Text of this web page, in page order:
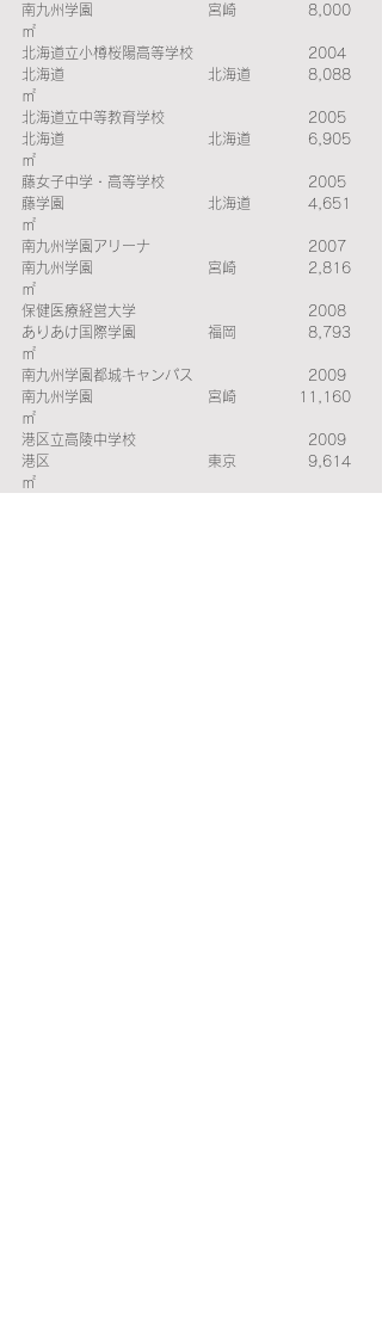
南九州学園　　　　　　　　宮崎　　　　　8,000
㎡
北海道立小樽桜陽高等学校　　　　　　　　2004
北海道　　　　　　　　　　北海道　　　　8,088
㎡
北海道立中等教育学校　　　　　　　　　　2005
北海道　　　　　　　　　　北海道　　　　6,905
㎡
藤女子中学・高等学校　　　　　　　　　　2005
藤学園　　　　　　　　　　北海道　　　　4,651
㎡
南九州学園アリーナ　　　　　　　　　　　2007
南九州学園　　　　　　　　宮崎　　　　　2,816
㎡
保健医療経営大学　　　　　　　　　　　　2008
ありあけ国際学園　　　　　福岡　　　　　8,793
㎡
南九州学園都城キャンパス　　　　　　　　2009
南九州学園　　　　　　　　宮崎　　　　 11,160
㎡
港区立高陵中学校　　　　　　　　　　　　2009
港区　　　　　　　　　　　東京　　　　　9,614
㎡